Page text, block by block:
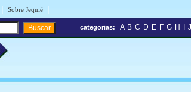
| Sobre Jequié |
categorias: A B C D E F G H J